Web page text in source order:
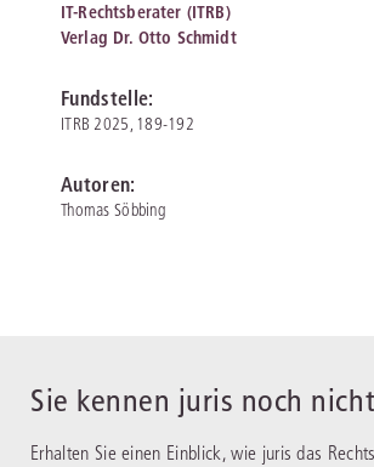
IT-Rechtsberater (ITRB)
Verlag Dr. Otto Schmidt
Fundstelle:
ITRB 2025, 189-192
Autoren:
Thomas Söbbing
Sie kennen juris noch
Erhalten Sie einen Einblick, wie juris das